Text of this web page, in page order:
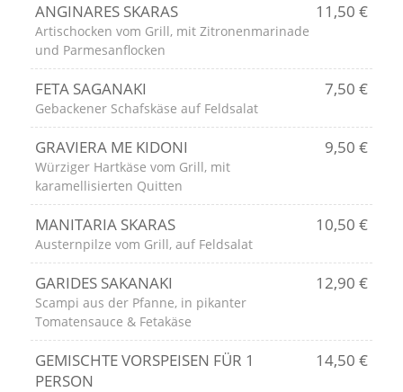
ANGINARES SKARAS 11,50 €
Artischocken vom Grill, mit Zitronenmarinade
und Parmesanflocken
FETA SAGANAKI 7,50 €
Gebackener Schafskäse auf Feldsalat
GRAVIERA ME KIDONI 9,50 €
Würziger Hartkäse vom Grill, mit
karamellisierten Quitten
MANITARIA SKARAS 10,50 €
Austernpilze vom Grill, auf Feldsalat
GARIDES SAKANAKI 12,90 €
Scampi aus der Pfanne, in pikanter
Tomatensauce & Fetakäse
GEMISCHTE VORSPEISEN FÜR 1
PERSON
14,50 €